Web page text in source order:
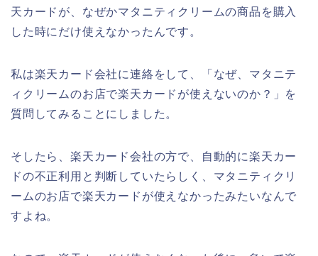
天カードが、なぜかマタニティクリームの商品を購入
した時にだけ使えなかったんです。
私は楽天カード会社に連絡をして、「なぜ、マタニテ
ィクリームのお店で楽天カードが使えないのか？」を
質問してみることにしました。
そしたら、楽天カード会社の方で、自動的に楽天カー
ドの不正利用と判断していたらしく、マタニティクリ
ームのお店で楽天カードが使えなかったみたいなんで
すよね。